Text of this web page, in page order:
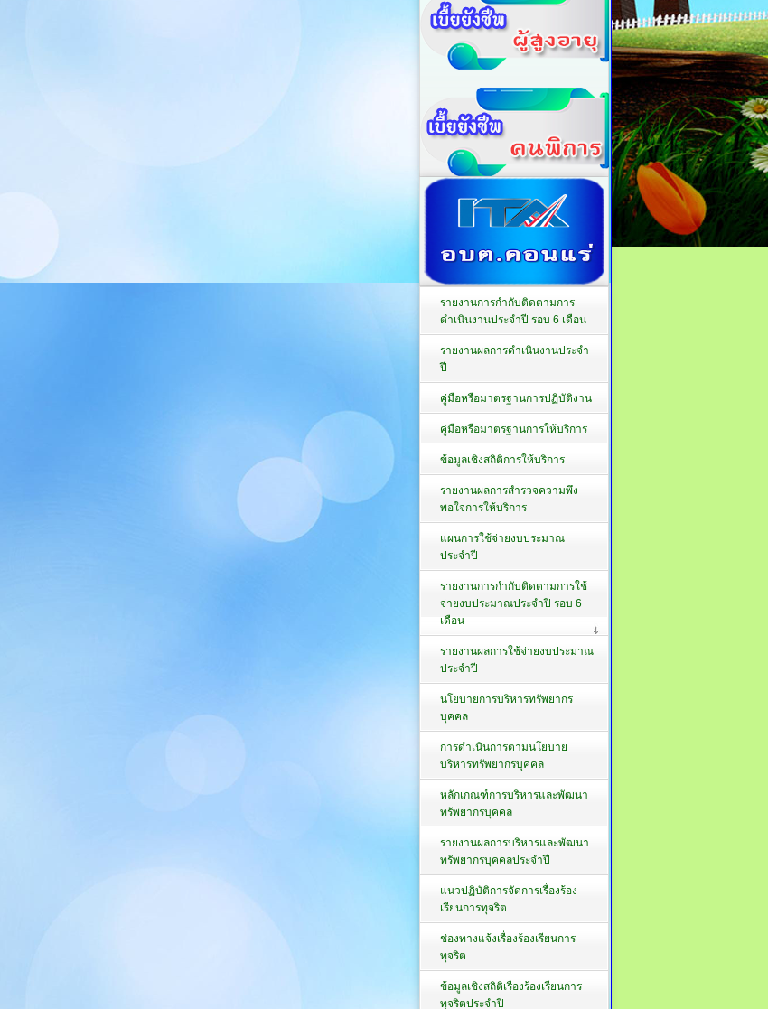
รายงานการกำกับติดตามการ
ดำเนินงานประจำปี รอบ 6 เดือน
รายงานผลการดำเนินงานประจำ
ปี
คู่มือหรือมาตรฐานการปฏิบัติงาน
คู่มือหรือมาตรฐานการให้บริการ
ข้อมูลเชิงสถิติการให้บริการ
รายงานผลการสำรวจความพึง
พอใจการให้บริการ
แผนการใช้จ่ายงบประมาณ
ประจำปี
รายงานการกำกับติดตามการใช้
จ่ายงบประมาณประจำปี รอบ 6
เดือน
รายงานผลการใช้จ่ายงบประมาณ
ประจำปี
นโยบายการบริหารทรัพยากร
บุคคล
การดำเนินการตามนโยบาย
บริหารทรัพยากรบุคคล
หลักเกณฑ์การบริหารและพัฒนา
ทรัพยากรบุคคล
รายงานผลการบริหารและพัฒนา
ทรัพยากรบุคคลประจำปี
แนวปฏิบัติการจัดการเรื่องร้อง
เรียนการทุจริต
ช่องทางแจ้งเรื่องร้องเรียนการ
ทุจริต
ข้อมูลเชิงสถิติเรื่องร้องเรียนการ
ทุจริตประจำปี